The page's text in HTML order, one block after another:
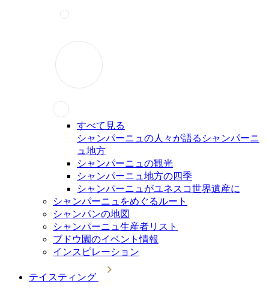
すべて見る
シャンパーニュの人々が語るシャンパーニ
ュ地方
シャンパーニュの観光
シャンパーニュ地方の四季
シャンパーニュがユネスコ世界遺産に
シャンパーニュをめぐるルート
シャンパンの地図
シャンパーニュ生産者リスト
ブドウ園のイベント情報
インスピレーション
テイスティング